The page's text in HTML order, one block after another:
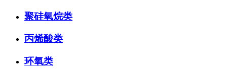
聚硅氧烷类
丙烯酸类
环氧类